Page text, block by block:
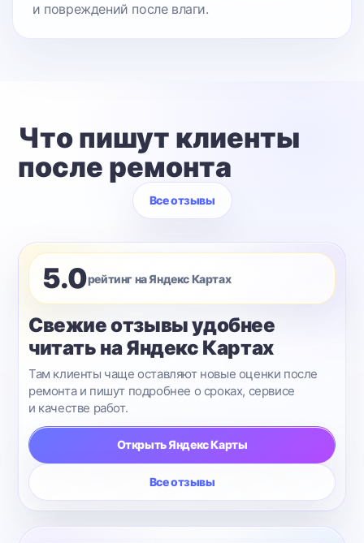
и повреждений после влаги.
Что пишут клиенты
после ремонта
Все отзывы
5.0рейтинг на Яндекс Картах
Свежие отзывы удобнее
читать на Яндекс Картах
Там клиенты чаще оставляют новые оценки после
ремонта и пишут подробнее о сроках, сервисе
и качестве работ.
Открыть Яндекс Карты
Все отзывы